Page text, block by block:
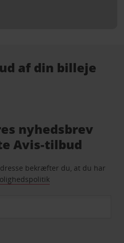
af din billeje
nyhedsbrev
Avis-tilbud
bekræfter du, at du har